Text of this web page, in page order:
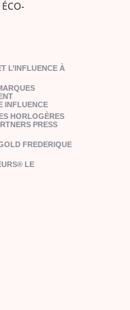
L’INFLUENCE À
INFLUENCE
HORLOGÈRES
PRESS
FREDERIQUE
LE